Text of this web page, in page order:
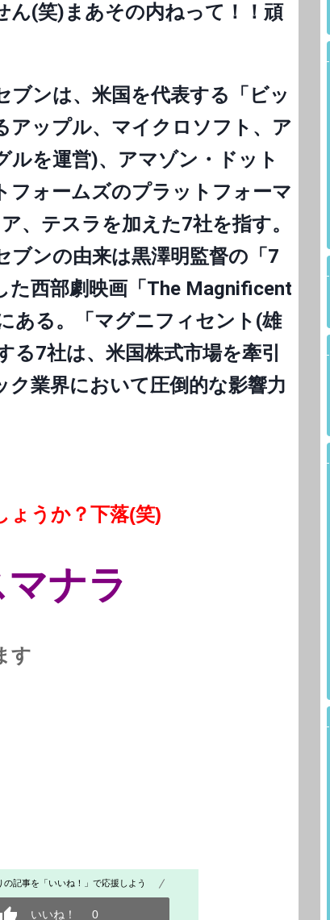
ん(笑)まあその内ねって！！頑
ブンは、米国を代表する「ビッ
アップル、マイクロソフト、ア
を運営)、アマゾン・ドット
フォームズのプラットフォーマ
、テスラを加えた7社を指す。
ブンの由来は黒澤明監督の「7
た西部劇映画「The Magnificent
ある。「マグニフィセント(雄
る7社は、米国株式市場を牽引
ク業界において圧倒的な影響力
ょうか？下落(笑)​​
ナラ
す
の記事を「いいね！」で応援しよう
いいね！ 0